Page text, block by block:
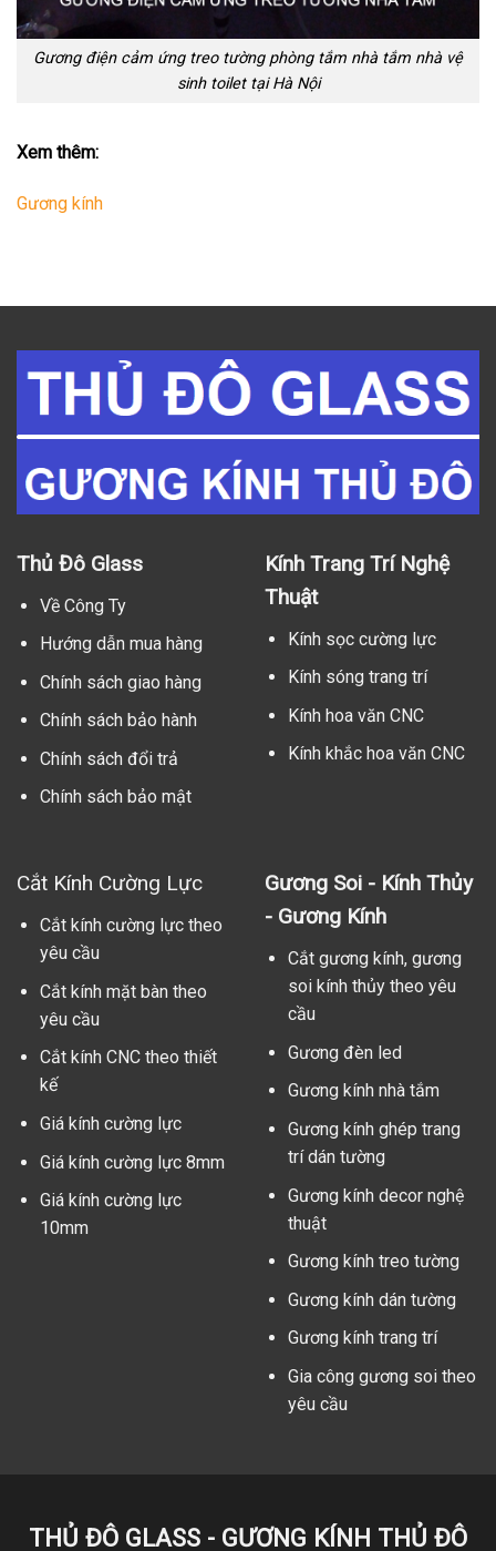
Gương điện cảm ứng treo tường phòng tắm nhà tắm nhà vệ
sinh toilet tại Hà Nội
Xem thêm:
Gương kính
Thủ Đô Glass
Về Công Ty
Hướng dẫn mua hàng
Chính sách giao hàng
Chính sách bảo hành
Chính sách đổi trả
Chính sách bảo mật
Kính Trang Trí Nghệ
Thuật
Kính sọc cường lực
Kính sóng trang trí
Kính hoa văn CNC
Kính khắc hoa văn CNC
Cắt Kính Cường Lực
Cắt kính cường lực theo
yêu cầu
Cắt kính mặt bàn theo
yêu cầu
Cắt kính CNC theo thiết
kế
Giá kính cường lực
Giá kính cường lực 8mm
Giá kính cường lực
10mm
Gương Soi - Kính Thủy
- Gương Kính
Cắt gương kính, gương
soi kính thủy theo yêu
cầu
Gương đèn led
Gương kính nhà tắm
Gương kính ghép trang
trí dán tường
Gương kính decor nghệ
thuật
Gương kính treo tường
Gương kính dán tường
Gương kính trang trí
Gia công gương soi theo
yêu cầu
THỦ ĐÔ GLASS - GƯƠNG KÍNH THỦ ĐÔ